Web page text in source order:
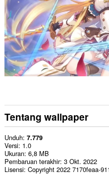
Tentang wallpaper
Unduh 7.779
Versi 1.0
Ukuran 6,8 MB
Pembaruan terakhir 3 Okt. 2022
Lisensi Copyright 2022 7170feaa-